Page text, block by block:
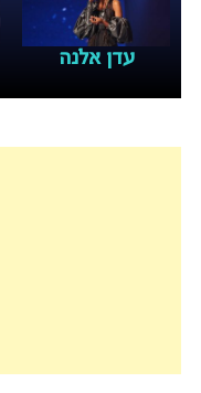
עדן אלנה